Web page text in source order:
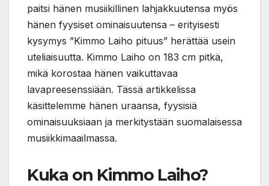
paitsi hänen musiikillinen lahjakkuutensa myös
hänen fyysiset ominaisuutensa – erityisesti
kysymys ”Kimmo Laiho pituus” herättää usein
uteliaisuutta. Kimmo Laiho on 183 cm pitkä,
mikä korostaa hänen vaikuttavaa
lavapreesenssiään. Tässä artikkelissa
käsittelemme hänen uraansa, fyysisiä
ominaisuuksiaan ja merkitystään suomalaisessa
musiikkimaailmassa.
Kuka on Kimmo Laiho?